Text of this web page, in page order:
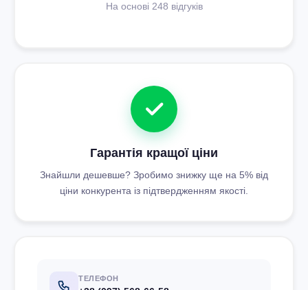
На основі 248 відгуків
Гарантія кращої ціни
Знайшли дешевше? Зробимо знижку ще на 5% від
ціни конкурента із підтвердженням якості.
ТЕЛЕФОН